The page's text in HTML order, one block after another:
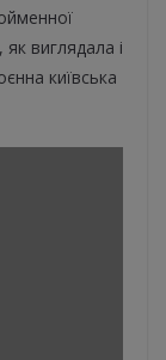
виглядала і
київська